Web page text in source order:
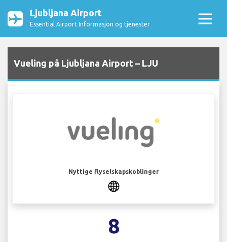
Ljubljana Airport
Essential Airport Informasjon og tjenester
Vueling på Ljubljana Airport – LJU
Nyttige flyselskapskoblinger
8